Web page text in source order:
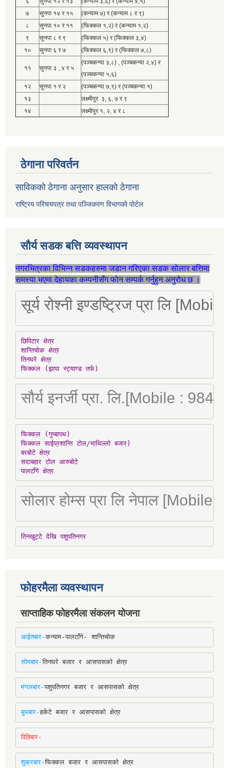
७
सुनपा १४ र १५
(कन्याम ७) र (कन्याम ८ र ९)
८
सुनपा १० र ११
(फिक्कल १,२) र (कन्याम १,२)
९
सुनपा ८ र ९
(फिक्कल ५) र (फिक्कल ३,४)
१०
सुनपा ६ र ७ (फिक्कल ६,९) र (फिक्कल ७,८)
११ सुनपा ३ , ४ र ५
(पञ्चकन्या ३,८) , (पञ्चकन्या २,४) र
(पञ्चकन्या ५,६)
१२
सुनपा १ र २
(पञ्चकन्या ७,९) र (पञ्चकन्या १)
१३
लक्ष्मीपुर ३, ६, ७ र ९
१४
लक्ष्मीपुर १, २, ४ र ८
ठेगाना परिवर्तन
साविकको ठेगाना अनुसार हालको ठेगाना
राष्ट्रिय परिचयपत्र तथा पञ्जिकरण विभागको पोर्टल
सौर्य सडक बत्ति व्यवस्थापन
नगरभित्रका विभिन्न सडकहरुमा जडान गरिएका सडक सोलार बत्तिमा
समस्या भएमा देहायका कम्पनीसँग फोन सम्पर्क गर्नुहुन अनुरोध छ ।
सूर्य रोश्नी इण्डष्ट्रिज प्रा लि
छिपिटार क्षेत्र
शान्तिचोक क्षेत्र
तिनघरे क्षेत्र
फिक्कल (झापा स्ट्याण्ड तर्फ)
सौर्य इनर्जी प्रा. लि.[Mobile :
फिक्कल (गुम्बापथ)
फिक्कल साईप्रशान्ति टोल/माथिल्लो बजार)
बरबोटे क्षेत्र
सदाबहार टोल आरुबोटे
पालटाँगे क्षेत्र
सोलार होम्स प्रा लि नेपाल [Mobile
तिनखुट्टे देखि पशुपतिनगर
फोहरमैला व्यवस्थापन
साप्ताहिक फोहरमैला संकलन योजना
आईतबार-कन्याम-पालटाँगे- शान्तिचोक
सोमबार-तिनघरे बजार र आसपासको क्षेत्र
मंगलबार-पशुपतिनगर बजार र आसपासको क्षेत्र
बुधबार-हर्कटे बजार र आसपासको क्षेत्र
विहिबार-
शुक्रबार-फिक्कल बजार र आसपासको क्षेत्र